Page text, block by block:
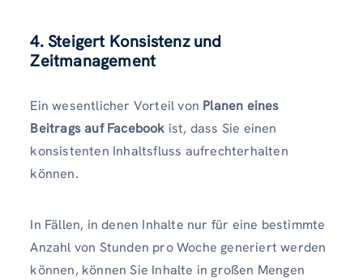
4. Steigert Konsistenz und
Zeitmanagement
Ein wesentlicher Vorteil von Planen eines
Beitrags auf Facebook ist, dass Sie einen
konsistenten Inhaltsfluss aufrechterhalten
können.
In Fällen, in denen Inhalte nur für eine bestimmte
Anzahl von Stunden pro Woche generiert werden
können, können Sie Inhalte in großen Mengen